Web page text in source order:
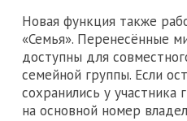
Новая функция также
«Семья». Перенесённые
доступны для
семейной группы. Если
сохранились у участника
на основной номер